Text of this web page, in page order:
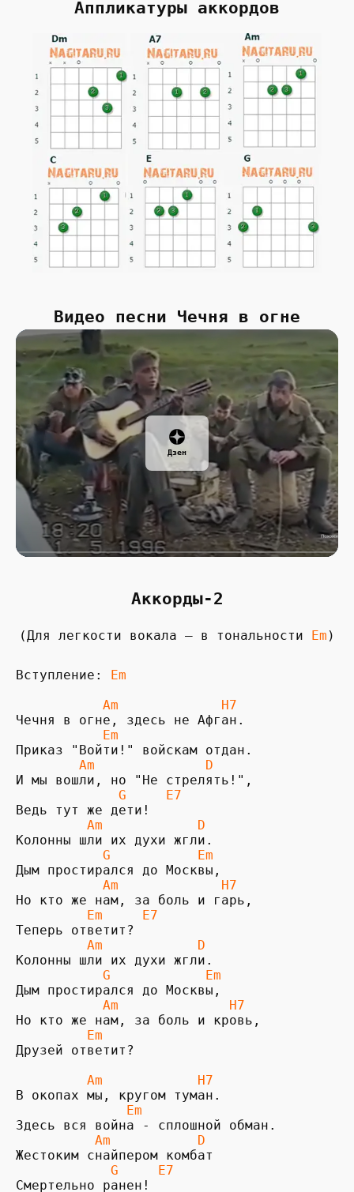
Аппликатуры аккордов
Видео песни Чечня в огне
Дзен
Аккорды-2
(Для легкости вокала — в тональности Em )
Вступление:
Am             H7
Чечня в огне, здесь не Афган.
Em
Приказ "Войти!" войскам отдан.
Am              D
И мы вошли, но "Не стрелять!",
G     E7
Ведь тут же дети!
  Am            D
Колонны шли их духи жгли.
G           Em
Дым простирался до Москвы,
  Am             H7
Но кто же нам, за боль и гарь,
Em     E7
Теперь ответит?
        Am            D
           G            Em
           Am              H7
         Em
Друзей ответит?
         Am            H7
              Em
          Am           D
            G     E7